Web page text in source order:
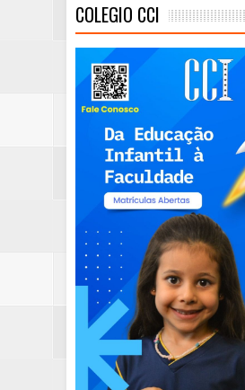
COLEGIO CCI